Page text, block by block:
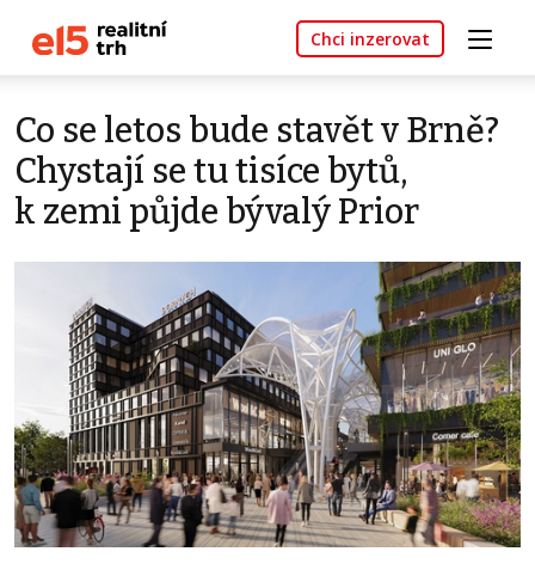
Chci inzerovat
Co se letos bude stavět v Brně?
Chystají se tu tisíce bytů,
k zemi půjde bývalý Prior